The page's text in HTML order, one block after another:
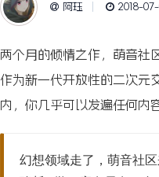
阿珏 2018-
两个月的倾情之作，萌音社
作为新一代开放性的二次元
内，你几乎可以发遍任何内
幻想领域走了，萌音社